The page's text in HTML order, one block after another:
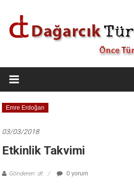
Dağarcık
Türkiye
Önce
Türkiye
Emre Erdoğan
03/03/2018
Etkinlik Takvimi
Gönderen: dt 0 yorum